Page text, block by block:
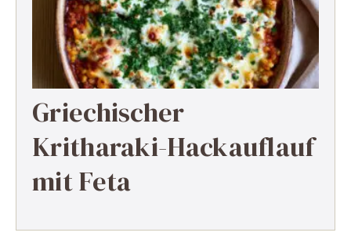
Griechischer
Kritharaki-Hackauflauf
mit Feta